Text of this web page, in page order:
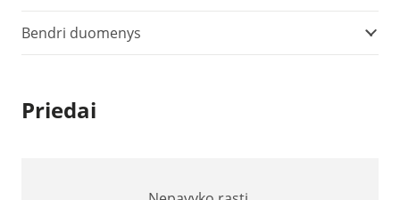
Bendri duomenys
Priedai